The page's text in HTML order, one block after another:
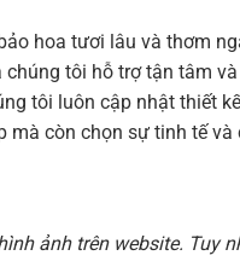
hoa tươi lâu và thơm
tôi hỗ trợ tận tâm
tôi luôn cập nhật thiết
mà còn chọn sự tinh tế và
ảnh trên website. Tuy